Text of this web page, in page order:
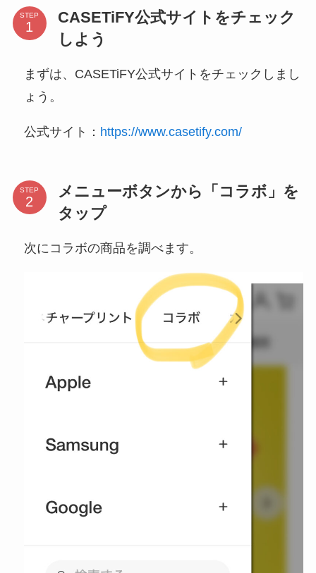
STEP
CASETiFY公式サイトをチェック
しよう
まずは、CASETiFY公式サイトをチェックしまし
ょう。
公式サイト： https://www.casetify.com/
STEP
メニューボタンから「コラボ」を
タップ
次にコラボの商品を調べます。